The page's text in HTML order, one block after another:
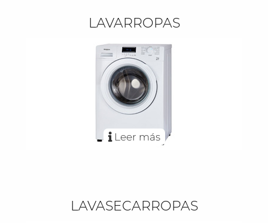
LAVARROPAS
Leer más
LAVASECARROPAS